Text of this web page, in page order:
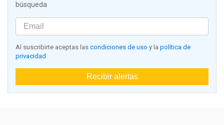
búsqueda
Al suscribirte aceptas las condiciones de uso y la política de
privacidad
Recibir alertas